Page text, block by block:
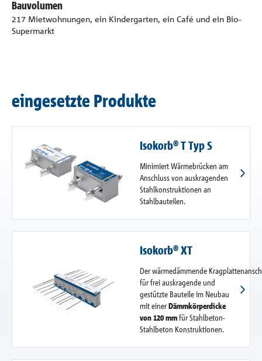
Bauvolumen
217 Mietwohnungen, ein Kindergarten, ein Café und ein Bio-
Supermarkt
eingesetzte Produkte
Isokorb® T Typ S
Minimiert Wärmebrücken am
Anschluss von auskragenden
Stahlkonstruktionen an
Stahlbauteilen.
Isokorb® XT
Der wärmedämmende
für frei auskragende und
gestützte Bauteile im Neubau
mit einerDämmkörperdicke
von 120 mmfür Stahlbeton-
Stahlbeton Konstruktionen.